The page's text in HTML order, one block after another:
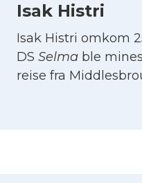
Isak Histri
Isak Histri omkom
DS Selma ble
reise fra